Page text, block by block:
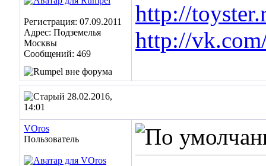
Регистрация: 07.09.2011
Адрес: Подземелья
Москвы
Сообщений: 469
http://
http://
28.02.2016,
14:01
VOros
Пользователь